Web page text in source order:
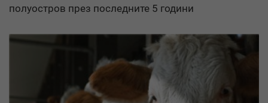
полуостров през последните 5 години